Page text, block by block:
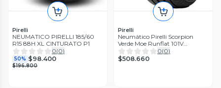
Pirelli
NEUMATICO PIRELLI 185/60
R15 88H XL CINTURATO P1
0(0)
50% $98.400
$196.800
Pirelli
Neumático Pirelli Scorpion
Verde Moe Runflat 101V
235/55Rf19
0(0)
$508.660